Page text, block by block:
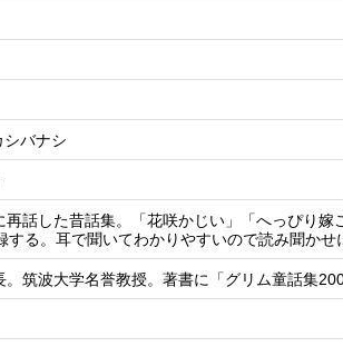
シバナシ
話した昔話集。「花咲かじい」「へっぴり
る。耳で聞いてわかりやすいので読み聞かせ
筑波大学名誉教授。著書に「グリム童話集